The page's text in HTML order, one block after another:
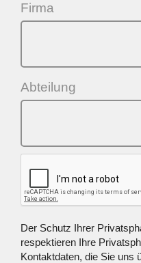
Firma
Abteilung
Der Schutz Ihrer
respektieren Ihre
Kontaktdaten, die Sie uns